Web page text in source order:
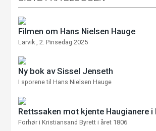
Filmen om Hans Nielsen Hauge
Larvik , 2. Pinsedag 2025
Ny bok av Sissel Jenseth
I sporene til Hans Nielsen Hauge
Rettssaken mot kjente Haugianere i
Forhør i Kristiansand Byrett i året 1806